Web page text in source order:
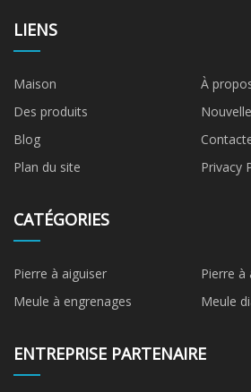
LIENS
Maison
À
Des produits
Blog
Plan du site
Privacy
CATÉGORIES
Pierre à aiguiser
Pierre à
Meule à engrenages
Meule
ENTREPRISE PARTENAIRE